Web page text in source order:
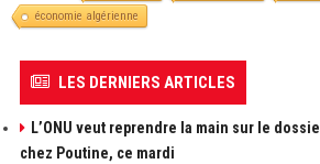
économie algérienne
LES DERNIERS ARTICLES
L’ONU veut reprendre la main sur le
chez Poutine, ce mardi